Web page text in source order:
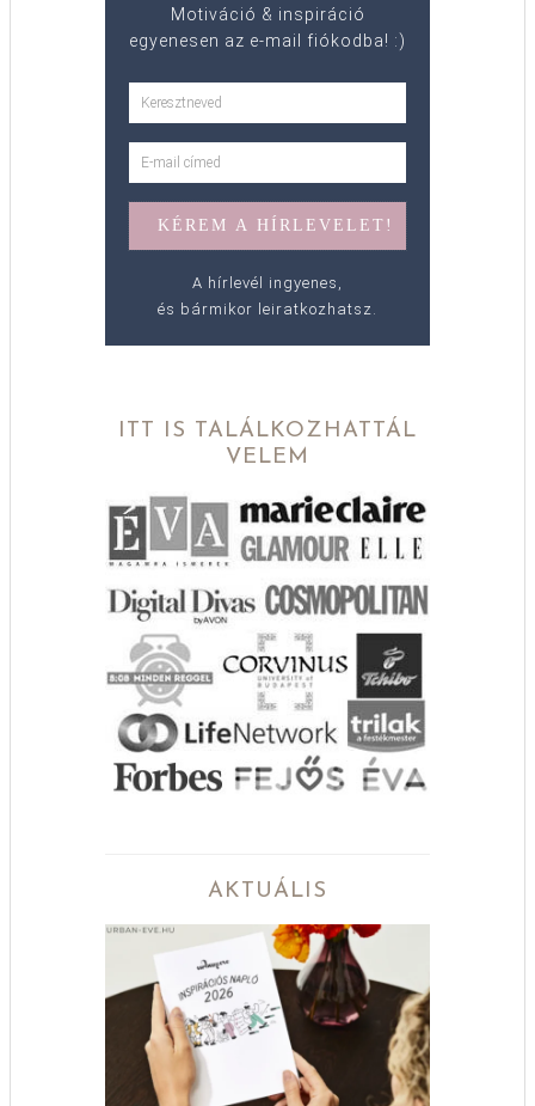
Motiváció & inspiráció
egyenesen az e-mail fiókodba! :)
A hírlevél ingyenes,
és bármikor leiratkozhatsz.
ITT IS TALÁLKOZHATTÁL
VELEM
AKTUÁLIS